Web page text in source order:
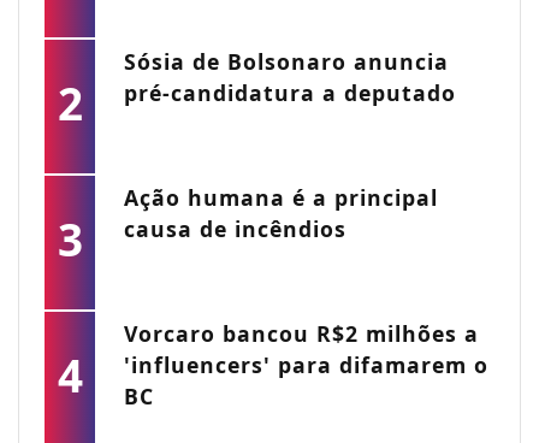
2
Sósia de Bolsonaro anuncia
pré-candidatura a deputado
3
Ação humana é a principal
causa de incêndios
4
Vorcaro bancou R$2 milhões a
'influencers' para difamarem o
BC